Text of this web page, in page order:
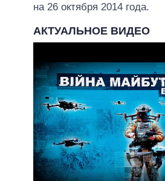
на 26 октября 2014 года.
АКТУАЛЬНОЕ ВИДЕО